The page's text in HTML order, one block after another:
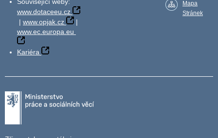
www.dotaceeu.cz
| www.opjak.cz
|
www.ec.europa.eu
Kariéra
Mapa
Stránek